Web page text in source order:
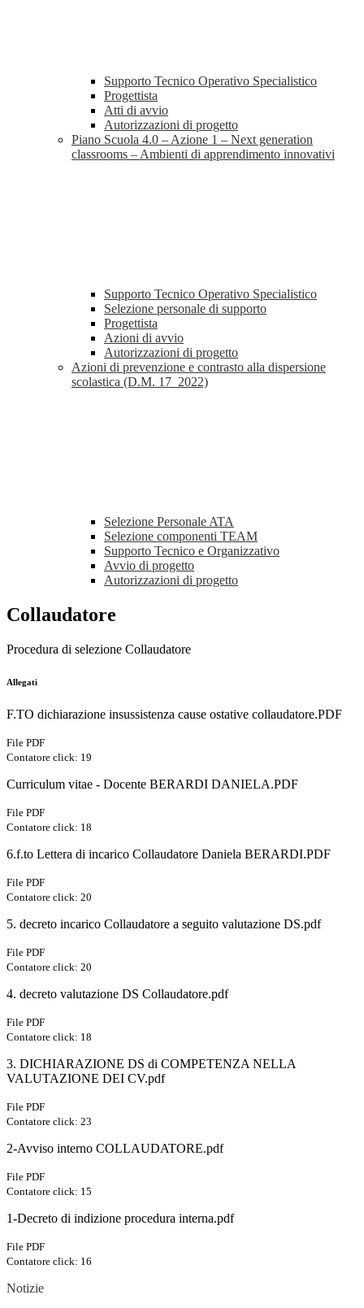
Supporto Tecnico Operativo Specialistico
Progettista
Atti di avvio
Autorizzazioni di progetto
Piano Scuola 4.0 – Azione 1 – Next generation
classrooms – Ambienti di apprendimento innovativi
Supporto Tecnico Operativo Specialistico
Selezione personale di supporto
Progettista
Azioni di avvio
Autorizzazioni di progetto
Azioni di prevenzione e contrasto alla dispersione
scolastica (D.M. 17_2022)
Selezione Personale ATA
Selezione componenti TEAM
Supporto Tecnico e Organizzativo
Avvio di progetto
Autorizzazioni di progetto
Collaudatore
Procedura di selezione Collaudatore
Allegati
F.TO dichiarazione insussistenza cause ostative collaudatore.PDF
File PDF
Contatore click: 19
Curriculum vitae - Docente BERARDI DANIELA.PDF
File PDF
Contatore click: 18
6.f.to Lettera di incarico Collaudatore Daniela BERARDI.PDF
File PDF
Contatore click: 20
5. decreto incarico Collaudatore a seguito valutazione DS.pdf
File PDF
Contatore click: 20
4. decreto valutazione DS Collaudatore.pdf
File PDF
Contatore click: 18
3. DICHIARAZIONE DS di COMPETENZA NELLA
VALUTAZIONE DEI CV.pdf
File PDF
Contatore click: 23
2-Avviso interno COLLAUDATORE.pdf
File PDF
Contatore click: 15
1-Decreto di indizione procedura interna.pdf
File PDF
Contatore click: 16
Notizie